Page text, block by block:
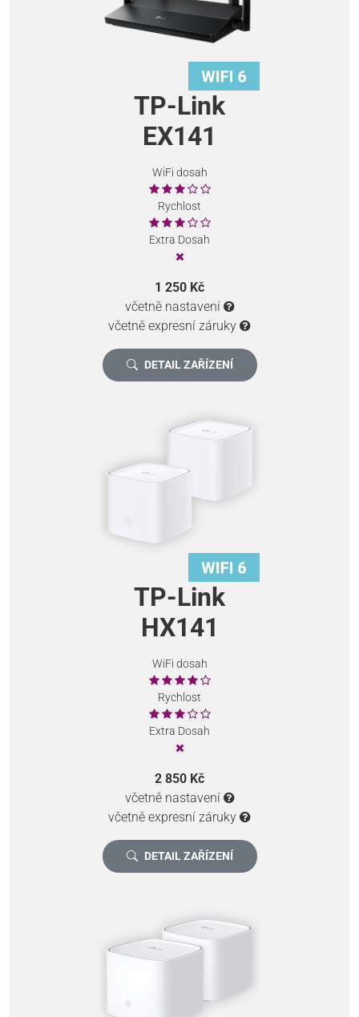
TP-Link
EX141
WiFi dosah
Rychlost
Extra Dosah
1 250 Kč
včetně nastavení
včetně expresní záruky
DETAIL ZAŘÍZENÍ
TP-Link
HX141
WiFi dosah
Rychlost
Extra Dosah
2 850 Kč
včetně nastavení
včetně expresní záruky
DETAIL ZAŘÍZENÍ